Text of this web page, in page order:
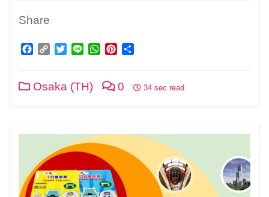
Share
Facebook
Copy TwitterLine WhatsApp
Pinterest
Osaka (TH) 0 34 sec read